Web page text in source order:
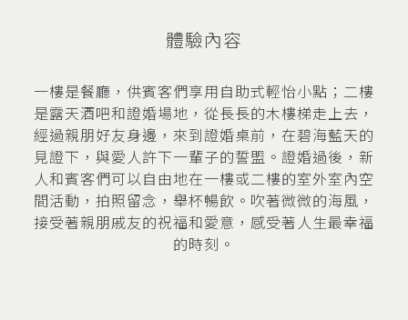
體驗內容
一樓是餐廳，供賓客們享用自助式輕怡小點；二樓
是露天酒吧和證婚場地，從長長的木樓梯走上去，
經過親朋好友身邊，來到證婚桌前，在碧海藍天的
見證下，與愛人許下一輩子的誓盟。證婚過後，新
人和賓客們可以自由地在一樓或二樓的室外室內空
間活動，拍照留念，舉杯暢飲。吹著微微的海風，
接受著親朋戚友的祝福和愛意，感受著人生最幸福
的時刻。